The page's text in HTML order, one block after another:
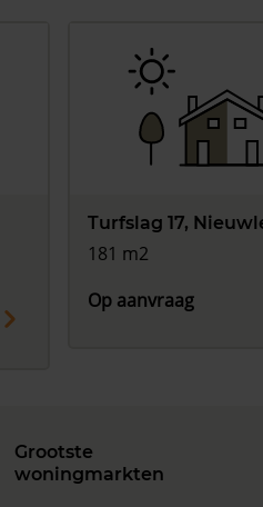
Turfslag 17,
181 m2
Op aanvraag
Grootste
woningmarkten